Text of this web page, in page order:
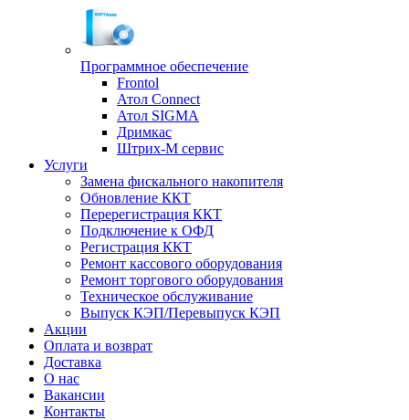
Программное обеспечение
Frontol
Атол Connect
Атол SIGMA
Дримкас
Штрих-М сервис
Услуги
Замена фискального накопителя
Обновление ККТ
Перерегистрация ККТ
Подключение к ОФД
Регистрация ККТ
Ремонт кассового оборудования
Ремонт торгового оборудования
Техническое обслуживание
Выпуск КЭП/Перевыпуск КЭП
Акции
Оплата и возврат
Доставка
О нас
Вакансии
Контакты